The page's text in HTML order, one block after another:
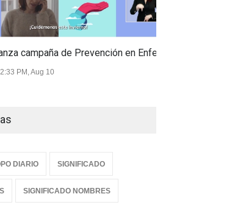
campaña de Prevención en Enfermedades
PM, Aug 10
DIARIO SIGNIFICADO
SIGNIFICADO NOMBRES